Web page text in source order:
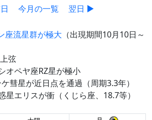
今月の一覧 翌日 ▶
座流星群が極大 （出現期間10月10日～
弦
オペヤ座RZ星が極小
彗星が近日点を通過（周期3.3年）
星エリスが衝（くじら座、18.7等）